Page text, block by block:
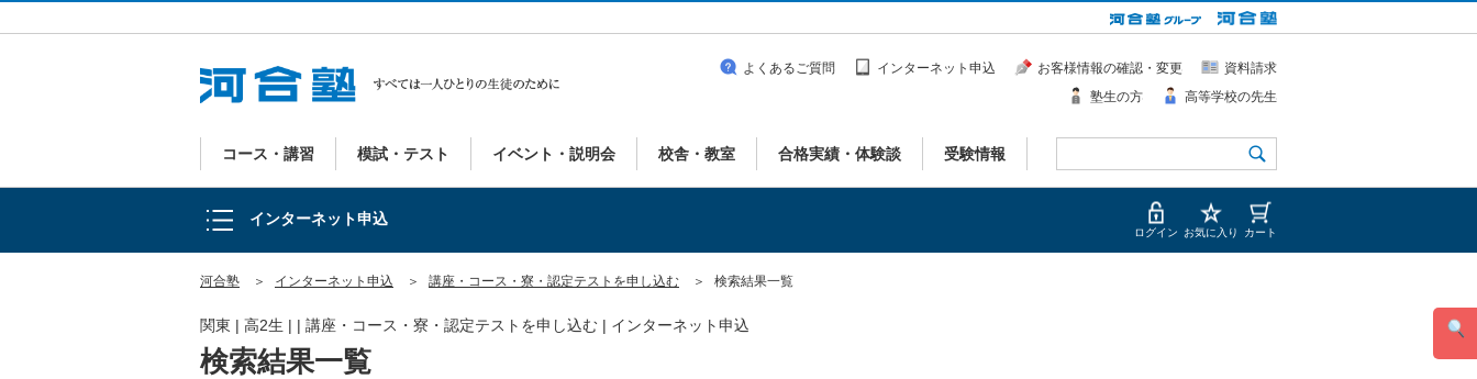
コース・講習 模試・テスト イベント・説明会 校舎・教室 合格実績・体験談 受験情報
よくあるご質問 インターネット申込 お客様情報の確認・変更
資料請求
塾生の方
高等学校の先生
インターネット申込
申込履歴の確認
お客様情報の確認・変更 ログイン お気に入り カート
河合塾 インターネット申込 講座・コース・寮・認定テストを申し込む 検索結果一覧
検索結果一覧
関東 | 高2生 | | 講座・コース・寮・認定テストを申し込む | インターネット申込